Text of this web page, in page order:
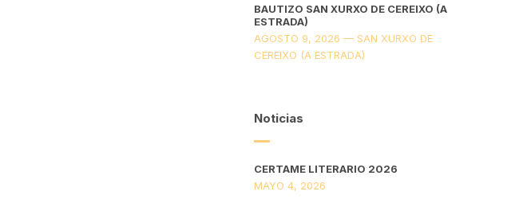
BAUTIZO SAN XURXO DE CEREIXO (A
ESTRADA)
AGOSTO 9, 2026 — SAN XURXO DE
CEREIXO (A ESTRADA)
Noticias
CERTAME LITERARIO 2026
MAYO 4, 2026